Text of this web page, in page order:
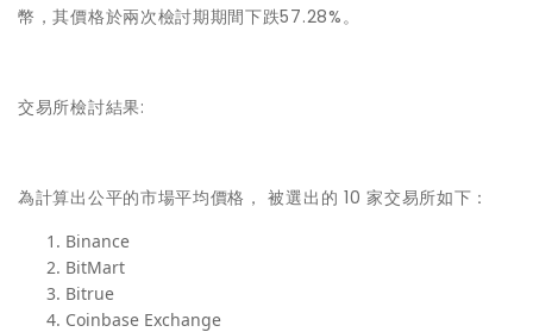
幣，其價格於兩次檢討期期間下跌57.28%。
交易所檢討結果:
為計算出公平的市場平均價格， 被選出的 10 家交易所如下：
Binance
BitMart
Bitrue
Coinbase Exchange